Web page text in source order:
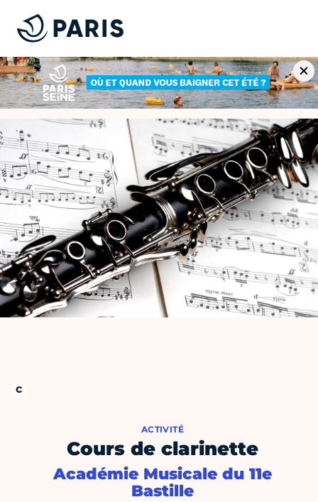
ACTIVITÉ
Cours de clarinette
Académie Musicale du 11e
Bastille